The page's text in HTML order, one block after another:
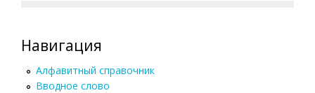
Навигация
Алфавитный справочник
Вводное слово